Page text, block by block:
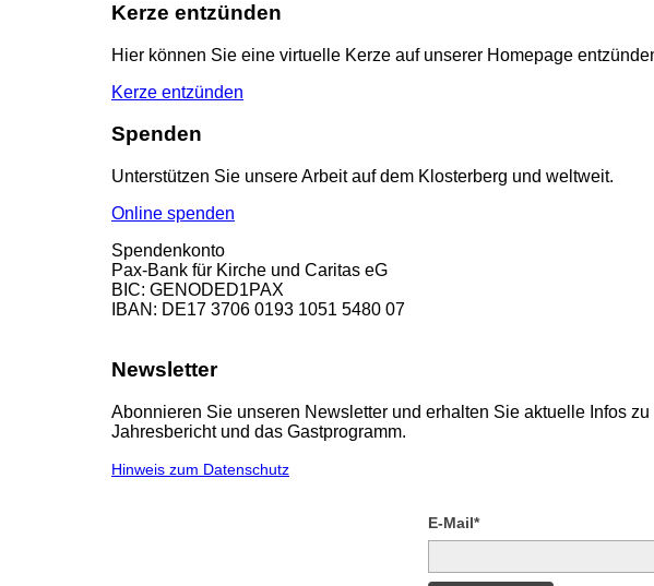
Kerze entzünden
Hier können Sie eine virtuelle Kerze auf unserer Homepage
Kerze entzünden
Spenden
Unterstützen Sie unsere Arbeit auf dem Klosterberg und weltweit.
Online spenden
Spendenkonto
Pax-Bank für Kirche und Caritas eG
BIC: GENODED1PAX
IBAN: DE17 3706 0193 1051 5480 07
Newsletter
Abonnieren Sie unseren Newsletter und erhalten Sie aktuelle Infos
Jahresbericht und das Gastprogramm.
Hinweis zum Datenschutz
E-Mail*